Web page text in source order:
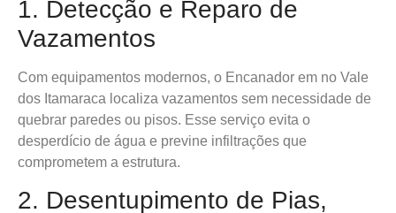
1. Detecção e Reparo de
Vazamentos
Com equipamentos modernos, o Encanador em no Vale
dos Itamaraca localiza vazamentos sem necessidade de
quebrar paredes ou pisos. Esse serviço evita o
desperdício de água e previne infiltrações que
comprometem a estrutura.
2. Desentupimento de Pias,